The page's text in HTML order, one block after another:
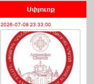
Սփյուռք
2026-07-08 23:33:00